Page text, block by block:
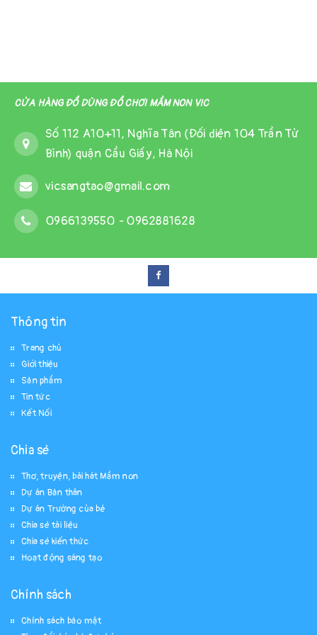
CỬA HÀNG ĐỒ DÙNG ĐỒ CHƠI MẦM NON VIC
Số 112 A10+11, Nghĩa Tân (Đối diện 104 Trần Tử
Bình) quận Cầu Giấy, Hà Nội
vicsangtao@gmail.com
0966139550 -0962881628
Thông tin
Trang chủ
Giới thiệu
Sản phẩm
Tin tức
Kết Nối
Chia sẻ
Thơ, truyện, bài hát Mầm non
Dự án Bản thân
Dự án Trường của bé
Chia sẻ tài liệu
Chia sẻ kiến thức
Hoạt động sáng tạo
Chính sách
Chính sách bảo mật